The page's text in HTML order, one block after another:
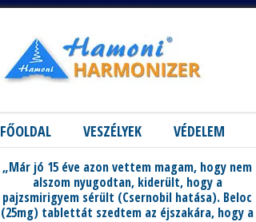
FŐOLDAL VESZÉLYEK VÉDELEM
„Már jó 15 éve azon vettem magam, hogy nem
alszom nyugodtan, kiderült, hogy a
pajzsmirigyem sérült (Csernobil hatása). Beloc
(25mg) tablettát szedtem az éjszakára, hogy a